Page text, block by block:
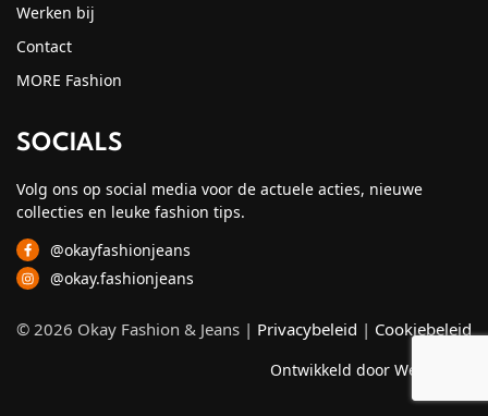
Werken bij
Contact
MORE Fashion
SOCIALS
Volg ons op social media voor de actuele acties, nieuwe
collecties en leuke fashion tips.
@okayfashionjeans
@okay.fashionjeans
© 2026 Okay Fashion & Jeans | Privacybeleid | Cookiebeleid
Ontwikkeld door Webzuiver